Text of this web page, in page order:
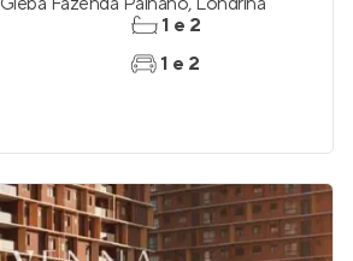
1 e 2
1 e 2